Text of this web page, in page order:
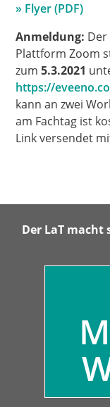
» Flyer (PDF)
Anmeldung:
Plattform Zoom
zum5.3.2021
https://
kann an zwei
am Fachtag ist
Link versendet
Der LaT macht